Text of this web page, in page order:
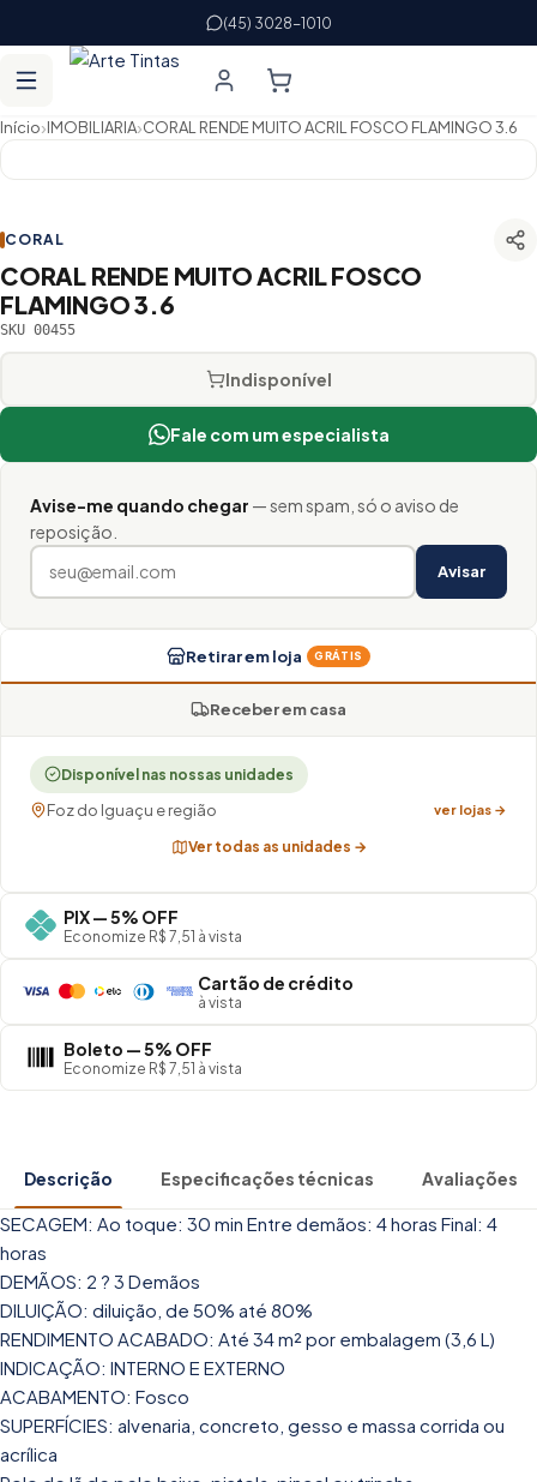
(45) 3028-1010
Início›IMOBILIARIA›CORAL RENDE MUITO ACRIL FOSCO FLAMINGO 3.6
CORAL
CORAL RENDE MUITO ACRIL FOSCO
FLAMINGO 3.6
SKU 00455
Indisponível
Fale com um especialista
Avise-me quando chegar — sem spam, só o aviso de
reposição.
Avisar
Retirar em loja GRÁTIS
Receber em casa
Disponível nas nossas unidades
Foz do Iguaçu e região ver lojas →
Ver todas as unidades →
PIX — 5% OFF
Economize R$ 7,51 à vista
Cartão de crédito
à vista
Boleto — 5% OFF
Economize R$ 7,51 à vista
Descrição Especificações técnicas Avaliações
SECAGEM: Ao toque: 30 min Entre demãos: 4 horas Final: 4
horas
DEMÃOS: 2 ? 3 Demãos
DILUIÇÃO: diluição, de 50% até 80%
RENDIMENTO ACABADO: Até 34 m² por embalagem (3,6 L)
INDICAÇÃO: INTERNO E EXTERNO
ACABAMENTO: Fosco
SUPERFÍCIES: alvenaria, concreto, gesso e massa corrida ou
acrílica